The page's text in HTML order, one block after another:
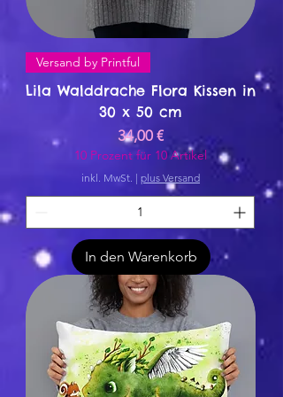
Versand by Printful
Lila Walddrache Flora Kissen in
30 x 50 cm
Preis
34,00 €
10 Prozent für 10 Artikel
inkl. MwSt. | plus Versand
In den Warenkorb